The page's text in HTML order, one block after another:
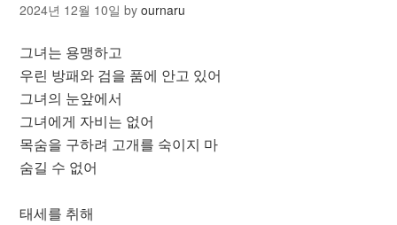
2024년 12월 10일 byournaru
그녀는 용맹하고
우린 방패와 검을 품에 안고 있어
그녀의 눈앞에서
그녀에게 자비는 없어
목숨을 구하려 고개를 숙이지 마
숨길 수 없어
태세를 취해